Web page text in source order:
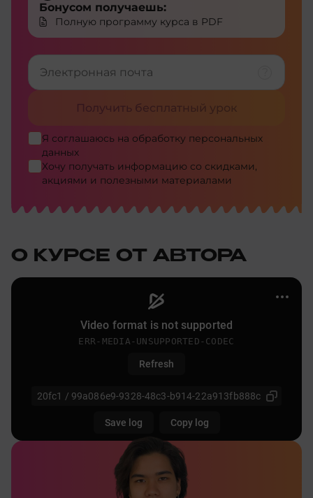
Бонусом получаешь:
Полную программу курса в PDF
Получить бесплатный урок
Я соглашаюсь на обработку персональных
данных
Хочу получать информацию со скидками,
акциями и полезными материалами
О КУРСЕ ОТ АВТОРА